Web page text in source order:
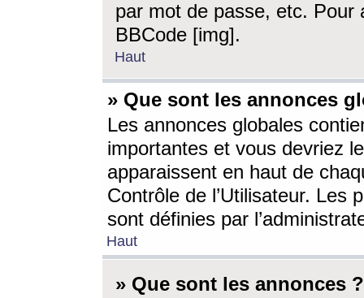
par mot de passe, etc. Pour
BBCode [img].
Haut
» Que sont les annonces
Les annonces globales
importantes et vous devriez
apparaissent en haut de
Contrôle de l’Utilisateur. Les
sont définies par
Haut
» Que sont les annonces ?